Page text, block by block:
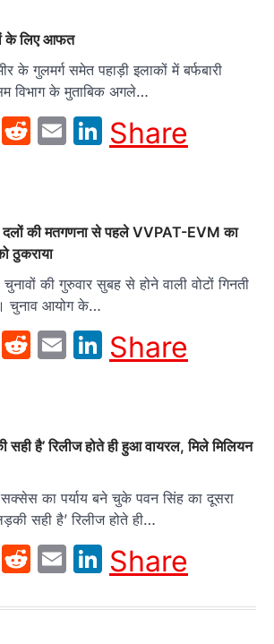
के लिए आफत
के गुलमर्ग समेत पहाड़ी इलाकों में बर्फबारी
विभाग के मुताबिक अगले…
Twitter
Reddit
EmailLinkedIn
Share
दलों की मतगणना से पहले VVPAT-EVM का
ठुकराया
की गुरुवार सुबह से होने वाली वोटों गिनती
चुनाव आयोग के…
Twitter
Reddit
EmailLinkedIn
Share
है’ रिलीज होते ही हुआ वायरल, मिले मिलियन
का पर्याय बने चुके पवन सिंह का दूसरा
सही है’ रिलीज होते ही…
Twitter
Reddit
EmailLinkedIn
Share